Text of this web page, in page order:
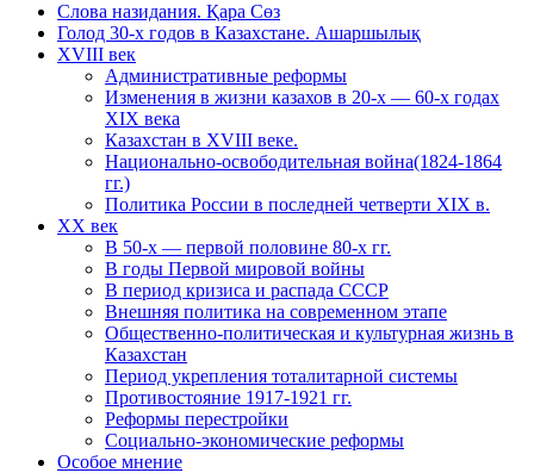
Слова назидания. Қара Сөз
Голод 30-х годов в Казахстане. Ашаршылық
XVIII век
Административные реформы
Изменения в жизни казахов в 20-х — 60-х годах
XIX века
Казахстан в XVIII веке.
Национально-освободительная война(1824-1864
гг.)
Политика России в последней четверти XIX в.
XX век
В 50-х — первой половине 80-х гг.
В годы Первой мировой войны
В период кризиса и распада СССР
Внешняя политика на современном этапе
Общественно-политическая и культурная жизнь в
Казахстан
Период укрепления тоталитарной системы
Противостояние 1917-1921 гг.
Реформы перестройки
Социально-экономические реформы
Особое мнение